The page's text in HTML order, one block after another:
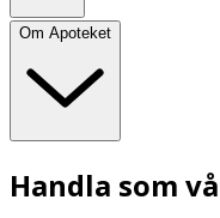
Om Apoteket
Handla som